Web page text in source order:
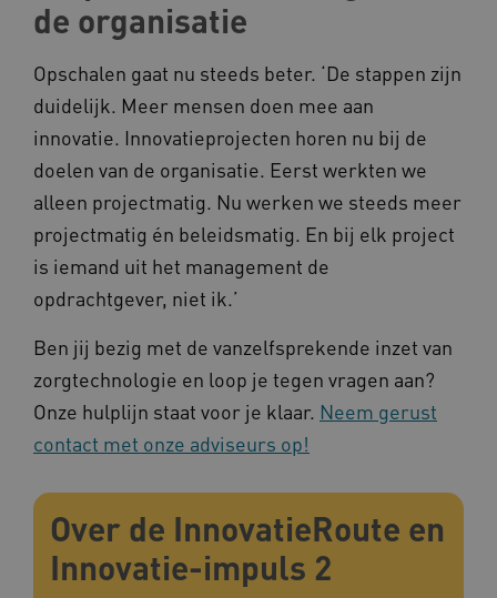
de organisatie
Opschalen gaat nu steeds beter. ‘De stappen zijn
duidelijk. Meer mensen doen mee aan
innovatie. Innovatieprojecten horen nu bij de
doelen van de organisatie. Eerst werkten we
alleen projectmatig. Nu werken we steeds meer
projectmatig én beleidsmatig. En bij elk project
is iemand uit het management de
opdrachtgever, niet ik.’
Ben jij bezig met de vanzelfsprekende inzet van
zorgtechnologie en loop je tegen vragen aan?
Onze hulplijn staat voor je klaar. Neem gerust
contact met onze adviseurs op!
Over de InnovatieRoute en
Innovatie-impuls 2
ARRAffinitySameSite
Naam
_ga
Google LLC
.kennispleingehandicaptensector.nl
Naam Provider/ Domein
FPID
Google
.kennispleingehandicaptensector.nl
www.kennispleingehandicaptensector.nl